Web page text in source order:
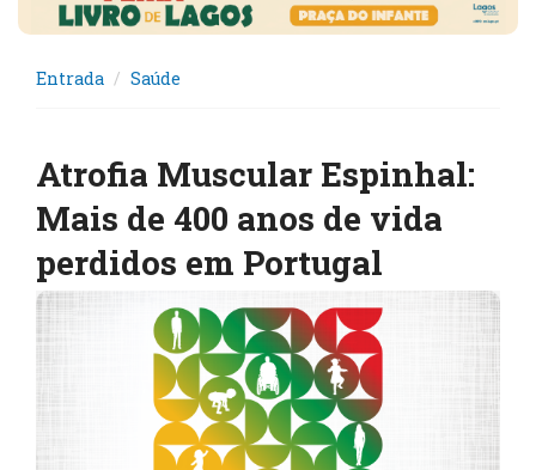
Entrada Saúde
Atrofia Muscular Espinhal:
Mais de 400 anos de vida
perdidos em Portugal